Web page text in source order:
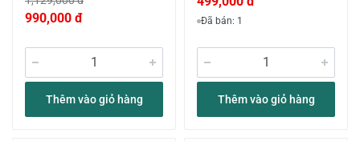
990,000 đ
Thêm vào giỏ hàng
Đã bán: 1
Thêm vào giỏ hàng